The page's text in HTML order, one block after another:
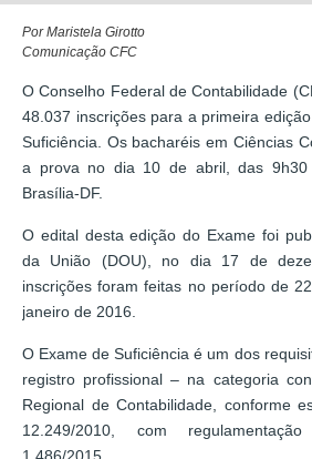
Por Maristela Girotto
Comunicação CFC
O Conselho Federal de Contabilidade
48.037 inscrições para a primeira
Suficiência. Os bacharéis em Ciências
a prova no dia 10 de abril, das
Brasília-DF.
O edital desta edição do Exame foi
da União (DOU), no dia 17 de
inscrições foram feitas no período de
janeiro de 2016.
O Exame de Suficiência é um dos
registro profissional – na categoria
Regional de Contabilidade, conforme
12.249/2010, com
1.486/2015.